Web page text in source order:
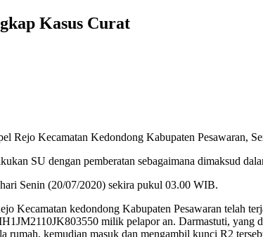
Kasus Curat
Rejo Kecamatan Kedondong Kabupaten Pesawaran,
SU dengan pemberatan sebagaimana dimaksud
Senin (20/07/2020) sekira pukul 03.00 WIB.
Kecamatan kedondong Kabupaten Pesawaran telah
milik pelapor an. Darmastuti, yang
kemudian masuk dan mengambil kunci R2